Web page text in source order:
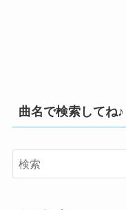
曲名で検索してね♪